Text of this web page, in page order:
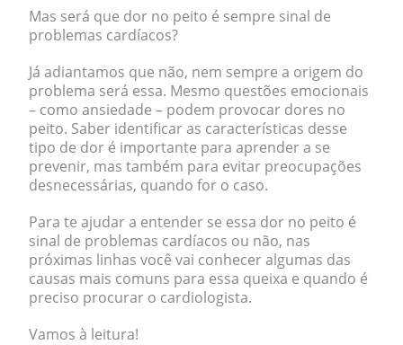
Mas será que dor no peito é sempre sinal de
problemas cardíacos?
Já adiantamos que não, nem sempre a origem do
problema será essa. Mesmo questões emocionais
– como ansiedade – podem provocar dores no
peito. Saber identificar as características desse
tipo de dor é importante para aprender a se
prevenir, mas também para evitar preocupações
desnecessárias, quando for o caso.
Para te ajudar a entender se essa dor no peito é
sinal de problemas cardíacos ou não, nas
próximas linhas você vai conhecer algumas das
causas mais comuns para essa queixa e quando é
preciso procurar o cardiologista.
Vamos à leitura!